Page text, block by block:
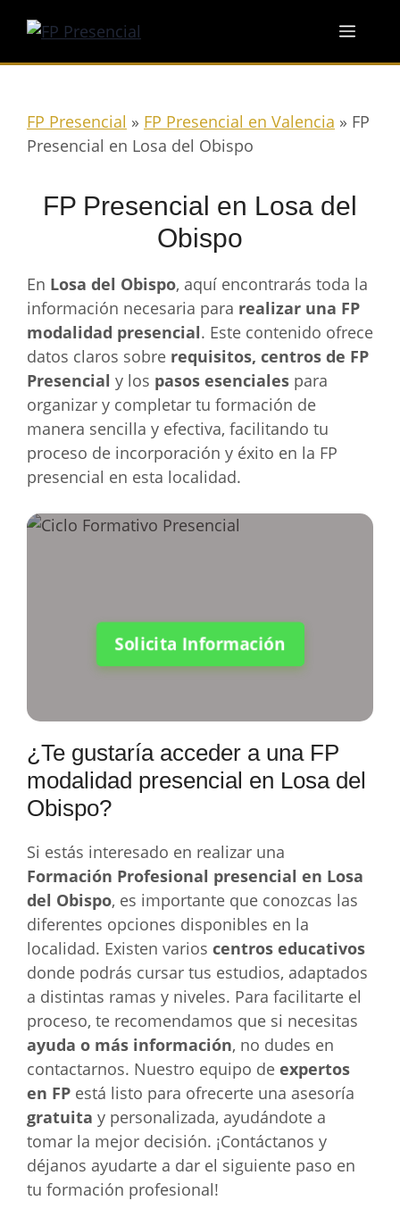
contenido
Menú
FP Presencial » FP Presencial en Valencia » FP
Presencial en Losa del Obispo
FP Presencial en Losa del
Obispo
En Losa del Obispo, aquí encontrarás toda la
información necesaria para realizar una FP
modalidad presencial. Este contenido ofrece
datos claros sobre requisitos, centros de FP
Presencial y los pasos esenciales para
organizar y completar tu formación de
manera sencilla y efectiva, facilitando tu
proceso de incorporación y éxito en la FP
presencial en esta localidad.
Solicita Información
¿Te gustaría acceder a una FP
modalidad presencial en Losa del
Obispo?
Si estás interesado en realizar una
Formación Profesional presencial en Losa
del Obispo, es importante que conozcas las
diferentes opciones disponibles en la
localidad. Existen varios centros educativos
donde podrás cursar tus estudios, adaptados
a distintas ramas y niveles. Para facilitarte el
proceso, te recomendamos que si necesitas
ayuda o más información, no dudes en
contactarnos. Nuestro equipo de expertos
en FP está listo para ofrecerte una asesoría
gratuita y personalizada, ayudándote a
tomar la mejor decisión. ¡Contáctanos y
déjanos ayudarte a dar el siguiente paso en
tu formación profesional!